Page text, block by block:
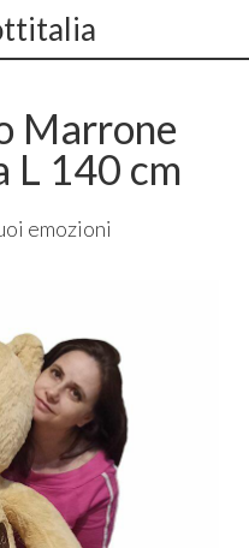
Marrone
L 140 cm
emozioni